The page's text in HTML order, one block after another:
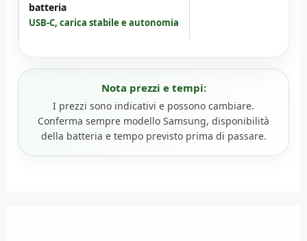
batteria
USB-C, carica stabile e autonomia
Nota prezzi e tempi:
I prezzi sono indicativi e possono cambiare.
Conferma sempre modello Samsung, disponibilità
della batteria e tempo previsto prima di passare.